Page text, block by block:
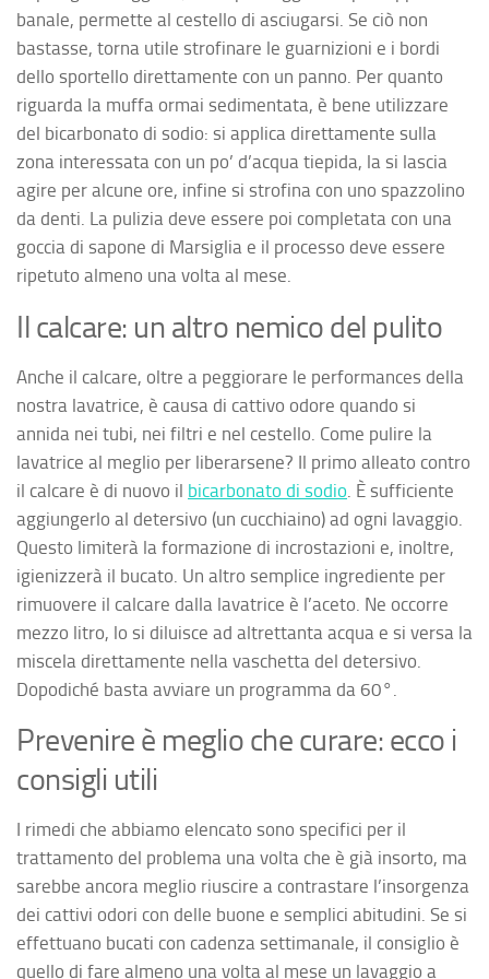
banale, permette al cestello di asciugarsi. Se ciò non
bastasse, torna utile strofinare le guarnizioni e i bordi
dello sportello direttamente con un panno. Per quanto
riguarda la muffa ormai sedimentata, è bene utilizzare
del bicarbonato di sodio: si applica direttamente sulla
zona interessata con un po’ d’acqua tiepida, la si lascia
agire per alcune ore, infine si strofina con uno spazzolino
da denti. La pulizia deve essere poi completata con una
goccia di sapone di Marsiglia e il processo deve essere
ripetuto almeno una volta al mese.
Il calcare: un altro nemico del pulito
Anche il calcare, oltre a peggiorare le performances della
nostra lavatrice, è causa di cattivo odore quando si
annida nei tubi, nei filtri e nel cestello. Come pulire la
lavatrice al meglio per liberarsene? Il primo alleato contro
il calcare è di nuovo il bicarbonato di sodio . È sufficiente
aggiungerlo al detersivo (un cucchiaino) ad ogni lavaggio.
Questo limiterà la formazione di incrostazioni e, inoltre,
igienizzerà il bucato. Un altro semplice ingrediente per
rimuovere il calcare dalla lavatrice è l’aceto. Ne occorre
mezzo litro, lo si diluisce ad altrettanta acqua e si versa la
miscela direttamente nella vaschetta del detersivo.
Dopodiché basta avviare un programma da 60°.
Prevenire è meglio che curare: ecco i
consigli utili
I rimedi che abbiamo elencato sono specifici per il
trattamento del problema una volta che è già insorto, ma
sarebbe ancora meglio riuscire a contrastare l’insorgenza
dei cattivi odori con delle buone e semplici abitudini. Se si
effettuano bucati con cadenza settimanale, il consiglio è
quello di fare almeno una volta al mese un lavaggio a